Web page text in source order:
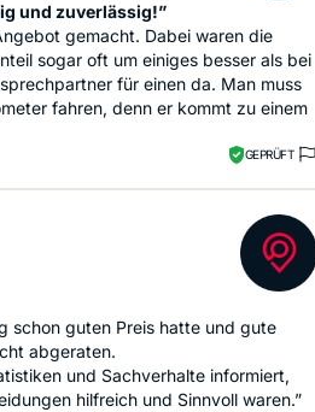
und zuverlässig!”
gemacht. Dabei waren die
sogar oft um einiges besser als bei
für einen da. Man muss
fahren, denn er kommt zu einem
GEPRÜFT
schon guten Preis hatte und gute
abgeraten.
und Sachverhalte informiert,
hilfreich und Sinnvoll waren.”